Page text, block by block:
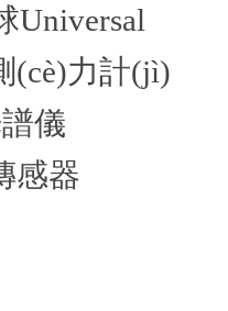
Universal
(cè)力計(jì)
儀
感器